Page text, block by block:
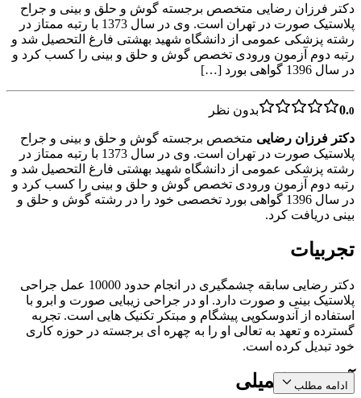
دکتر فرزان رضایی متخصص برجسته گوش و حلق و بینی و جراح
پلاستیک صورت در تهران است. وی در سال 1373 با رتبه ممتاز در
رشته پزشکی عمومی از دانشگاه شهید بهشتی فارغ التحصیل شد و
رتبه دوم آزمون ورودی تخصص گوش و حلق و بینی را کسب کرد و
در سال 1396 گواهی بورد […]
0.0 بدون نظر
دکتر فرزان رضایی متخصص برجسته گوش و حلق و بینی و جراح
پلاستیک صورت در تهران است. وی در سال 1373 با رتبه ممتاز در
رشته پزشکی عمومی از دانشگاه شهید بهشتی فارغ التحصیل شد و
رتبه دوم آزمون ورودی تخصص گوش و حلق و بینی را کسب کرد و
در سال 1396 گواهی بورد تخصصی خود را در رشته گوش و حلق و
بینی دریافت کرد.
تجربیات
دکتر رضایی سابقه چشمگیری در انجام حدود 10000 عمل جراحی
پلاستیک بینی و صورت دارد. او در جراحی زیبایی صورت و ابرو با
استفاده از آندوسکوپی پیشگام و مبتکر تکنیک هایی است. تجربه
گسترده و تعهد به تعالی او را به چهره ای برجسته در حوزه کاری
خود تبدیل کرده است.
آموزش تکمیلی
ادامه مطلب